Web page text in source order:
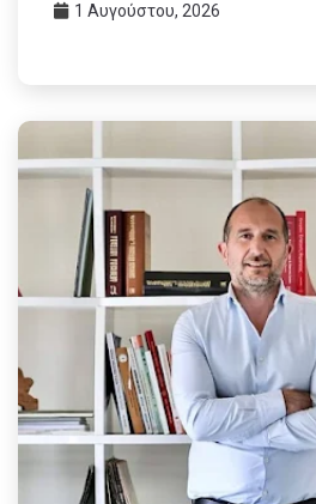
1 Αυγούστου, 2026